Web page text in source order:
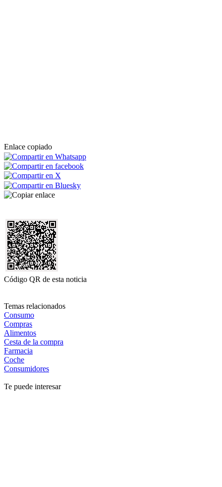
Enlace copiado
Código QR de esta noticia
Temas relacionados
Consumo
Compras
Alimentos
Cesta de la compra
Farmacia
Coche
Consumidores
Te puede interesar